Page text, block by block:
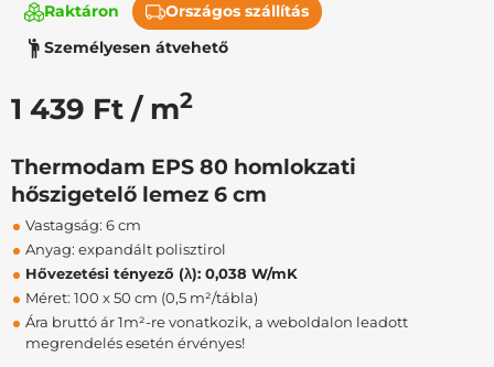
Raktáron
Országos szállítás
Személyesen átvehető
1 439 Ft / m2
Thermodam EPS 80 homlokzati
hőszigetelő lemez 6 cm
Vastagság: 6 cm
Anyag: expandált polisztirol
Hővezetési tényező (λ): 0,038 W/mK
Méret: 100 x 50 cm (0,5 m²/tábla)
Ára bruttó ár 1m²-re vonatkozik, a weboldalon leadott
megrendelés esetén érvényes!